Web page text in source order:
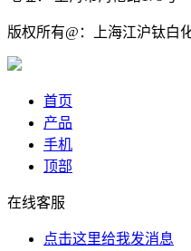
版权所有@：上海江沪钛白
首页
产品
手机
顶部
在线客服
点击这里给我发消息